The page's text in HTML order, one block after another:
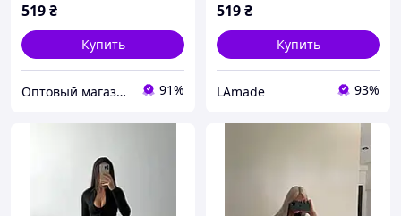
шоколад молоко
519₴
Купить
Оптовый магазин "Lastyle" 91%
шоколад молоко
519₴
Купить
LAmade 93%